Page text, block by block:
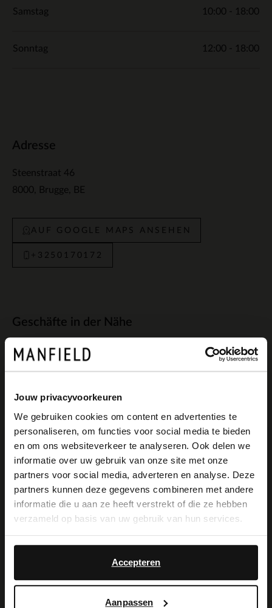
Jouw privacyvoorkeuren
We gebruiken cookies om content en advertenties te
personaliseren, om functies voor social media te bieden
en om ons websiteverkeer te analyseren. Ook delen we
informatie over uw gebruik van onze site met onze
partners voor social media, adverteren en analyse. Deze
partners kunnen deze gegevens combineren met andere
informatie die u aan ze heeft verstrekt of die ze hebben
verzameld op basis van uw gebruik van hun services.
Accepteren
Aanpassen
Samstag 10:00 - 18:00
Sonntag 12:00 - 18:00
Adresse
Steenstraat 46
8000
Brugge BE
AUF GOOGLE MAPS ANSEHEN
+3250170172
Geschäfte in der Nähe
Voldersstraat 11
9000 Gent BE
Manfield Middelburg
Lange Delft 25
4331 AK Middelburg NL
Geschlossen- Offen von 10:00
×
View this website in English?
It looks like your language isn't Dutch. Would
you like to switch to English?
English